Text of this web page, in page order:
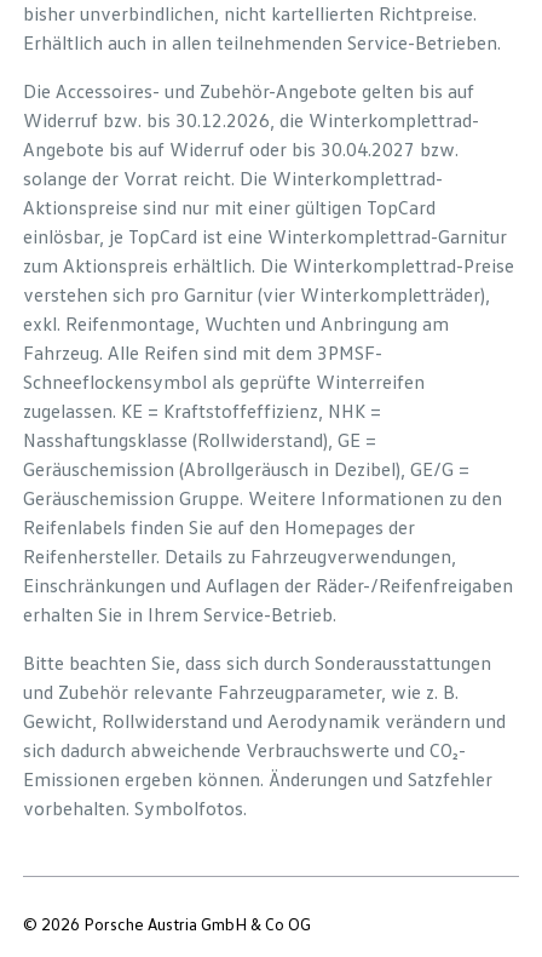
bisher unverbindlichen, nicht kartellierten Richtpreise.
Erhältlich auch in allen teilnehmenden Service-Betrieben.
Die Accessoires- und Zubehör-Angebote gelten bis auf
Widerruf bzw. bis 30.12.2026, die Winterkomplettrad-
Angebote bis auf Widerruf oder bis 30.04.2027 bzw.
solange der Vorrat reicht. Die Winterkomplettrad-
Aktionspreise sind nur mit einer gültigen TopCard
einlösbar, je TopCard ist eine Winterkomplettrad-Garnitur
zum Aktionspreis erhältlich. Die Winterkomplettrad-Preise
verstehen sich pro Garnitur (vier Winterkompletträder),
exkl. Reifenmontage, Wuchten und Anbringung am
Fahrzeug. Alle Reifen sind mit dem 3PMSF-
Schneeflockensymbol als geprüfte Winterreifen
zugelassen. KE = Kraftstoffeffizienz, NHK =
Nasshaftungsklasse (Rollwiderstand), GE =
Geräuschemission (Abrollgeräusch in Dezibel), GE/G =
Geräuschemission Gruppe. Weitere Informationen zu den
Reifenlabels finden Sie auf den Homepages der
Reifenhersteller. Details zu Fahrzeugverwendungen,
Einschränkungen und Auflagen der Räder-/Reifenfreigaben
erhalten Sie in Ihrem Service-Betrieb.
Bitte beachten Sie, dass sich durch Sonderausstattungen
und Zubehör relevante Fahrzeugparameter, wie z. B.
Gewicht, Rollwiderstand und Aerodynamik verändern und
sich dadurch abweichende Verbrauchswerte und CO₂-
Emissionen ergeben können. Änderungen und Satzfehler
vorbehalten. Symbolfotos.
© 2026 Porsche Austria GmbH & Co OG